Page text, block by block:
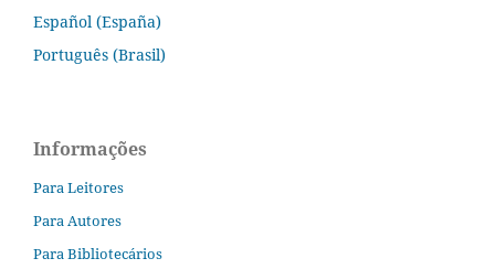
Español (España)
Português (Brasil)
Informações
Para Leitores
Para Autores
Para Bibliotecários